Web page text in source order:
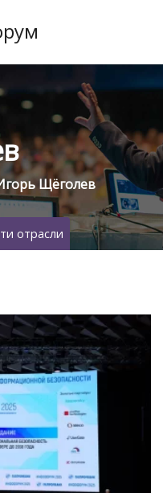
Щёголев
отрасли